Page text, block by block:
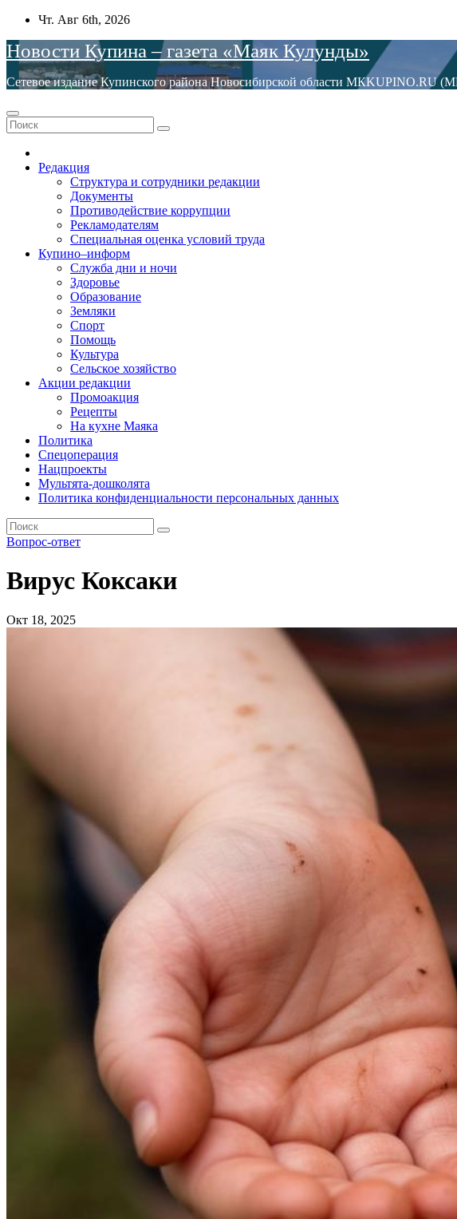
Перейти
содержимому
Чт. Авг 6th, 2026
Новости Купина – газета «Маяк Кулунды»
Сетевое издание Купинского района Новосибирской области
Редакция
Структура и сотрудники редакции
Документы
Противодействие коррупции
Рекламодателям
Специальная оценка условий труда
Купино–информ
Служба дни и ночи
Здоровье
Образование
Земляки
Спорт
Помощь
Культура
Сельское хозяйство
Акции редакции
Промоакция
Рецепты
На кухне Маяка
Политика
Спецоперация
Нацпроекты
Мультята-дошколята
Политика конфиденциальности персональных данных
Вопрос-ответ
Вирус Коксаки
Окт 18, 2025